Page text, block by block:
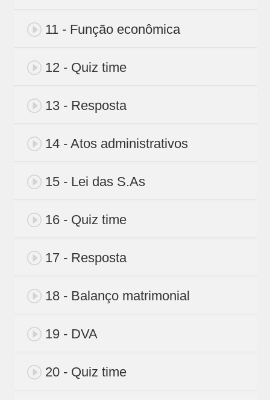
11 - Função econômica
12 - Quiz time
13 - Resposta
14 - Atos administrativos
15 - Lei das S.As
16 - Quiz time
17 - Resposta
18 - Balanço matrimonial
19 - DVA
20 - Quiz time